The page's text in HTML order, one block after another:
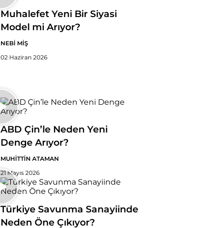
Muhalefet Yeni Bir Siyasi
Model mi Arıyor?
NEBİ MİŞ
02 Haziran 2026
ABD Çin’le Neden Yeni
Denge Arıyor?
MUHİTTİN ATAMAN
21 Mayıs 2026
Türkiye Savunma Sanayiinde
Neden Öne Çıkıyor?